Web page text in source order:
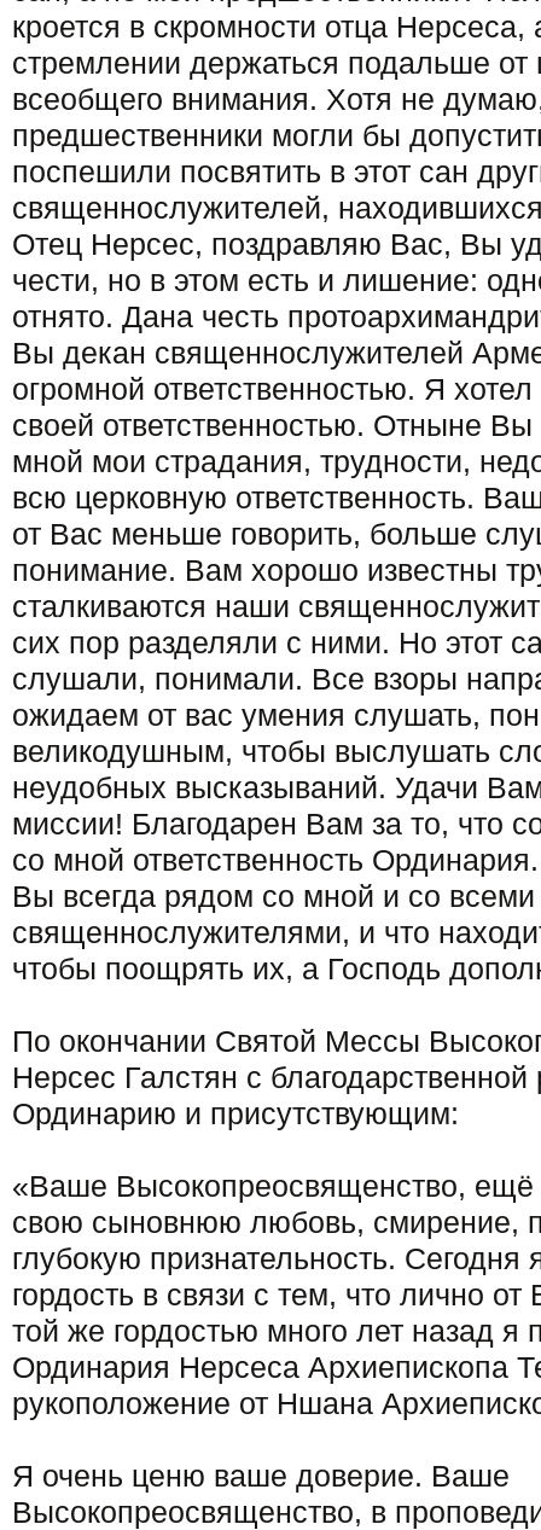
кроется в скромности отца Нерсеса,
стремлении держаться подальше от
всеобщего внимания. Хотя не
предшественники могли бы
поспешили посвятить в этот сан
священнослужителей,
Отец Нерсес, поздравляю Вас, Вы
чести, но в этом есть и лишение:
отнято. Дана честь
Вы декан священнослужителей
огромной ответственностью. Я
своей ответственностью. Отныне
мной мои страдания, трудности,
всю церковную ответственность.
от Вас меньше говорить, больше
понимание. Вам хорошо известны
сталкиваются наши
сих пор разделяли с ними. Но этот
слушали, понимали. Все взоры
ожидаем от вас умения слушать,
великодушным, чтобы выслушать
неудобных высказываний. Удачи
миссии! Благодарен Вам за то, что
со мной ответственность
Вы всегда рядом со мной и со всеми
священнослужителями, и что
чтобы поощрять их, а Господь
По окончании Святой Мессы
Нерсес Галстян с
Ординарию и присутствующим:
«Ваше Высокопреосвященство,
свою сыновнюю любовь, смирение,
глубокую признательность.
гордость в связи с тем, что лично
той же гордостью много лет назад я
Ординария Нерсеса Архиепископа
рукоположение от Ншана
Я очень ценю ваше доверие. Ваше
Высокопреосвященство, в